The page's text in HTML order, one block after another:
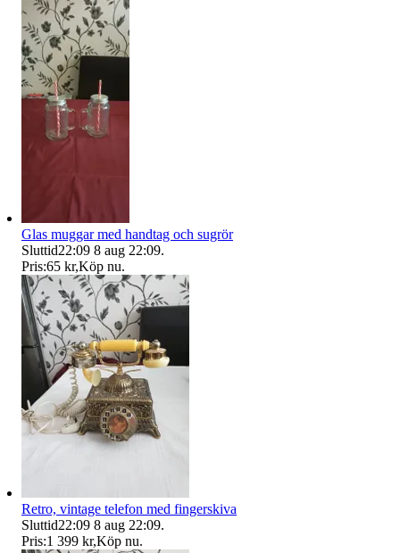
Glas muggar med handtag och sugrör
Sluttid22:09 8 aug 22:09.
Pris:65 kr,Köp nu.
Retro, vintage telefon med fingerskiva
Sluttid22:09 8 aug 22:09.
Pris:1 399 kr,Köp nu.